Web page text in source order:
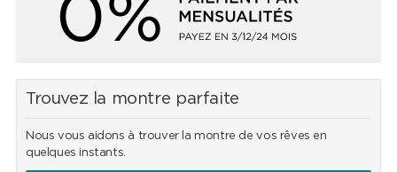
Trouvez la montre parfaite
Nous vous aidons à trouver la montre de vos rêves en
quelques instants.